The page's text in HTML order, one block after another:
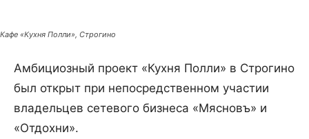
Кафе «Кухня Полли», Строгино
Амбициозный проект «Кухня Полли» в Строгино
был открыт при непосредственном участии
владельцев сетевого бизнеса «Мясновъ» и
«Отдохни».